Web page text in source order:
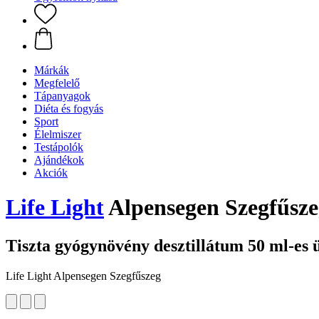
Márkák
Megfelelő
Tápanyagok
Diéta és fogyás
Sport
Élelmiszer
Testápolók
Ajándékok
Akciók
Life LightAlpensegen
Tiszta gyógynövény desztillátum 50 ml-es
Life Light Alpensegen Szegfűszeg